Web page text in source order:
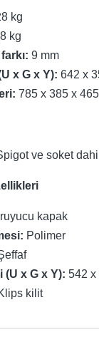
kg
kg
9 mm
x G x Y): 642 x
785 x 385 x
ve soket dahil
kapak
Polimer
(U x G x Y): 542 x
kilit